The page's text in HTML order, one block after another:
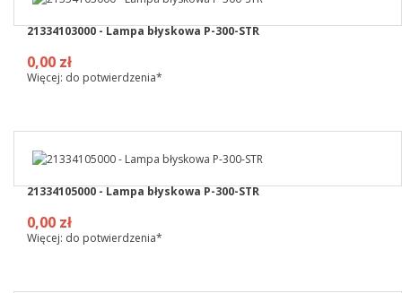
21334103000 - Lampa błyskowa P-300-STR
0,00 zł
Więcej: do potwierdzenia*
21334105000 - Lampa błyskowa P-300-STR
0,00 zł
Więcej: do potwierdzenia*